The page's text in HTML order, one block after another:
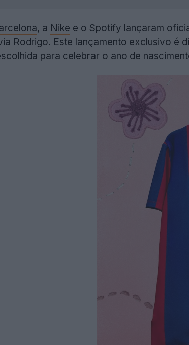
, a Nike e o Spotify lançaram
Rodrigo. Este lançamento exclusivo é
para celebrar o ano de